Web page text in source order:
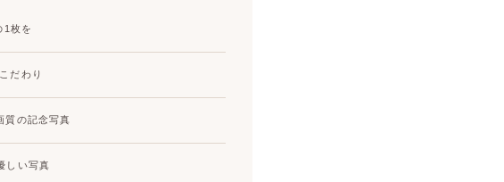
1枚を
だわり
質の記念写真
しい写真